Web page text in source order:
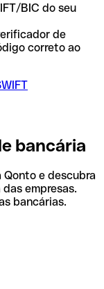
BIC do seu
de
correto ao
bancária
e descubra
empresas.
bancárias.